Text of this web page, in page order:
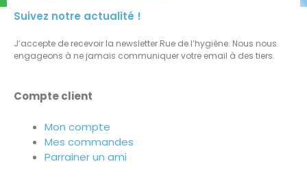
Suivez notre actualité !
J’accepte de recevoir la newsletter Rue de l’hygiène. Nous nous
engageons à ne jamais communiquer votre email à des tiers.
Compte client
Mon compte
Mes commandes
Parrainer un ami